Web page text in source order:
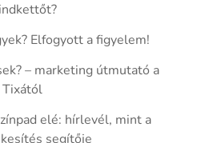
Elfogyott a figyelem!
– marketing útmutató a
Tixától
elé: hírlevél, mint a
segítője